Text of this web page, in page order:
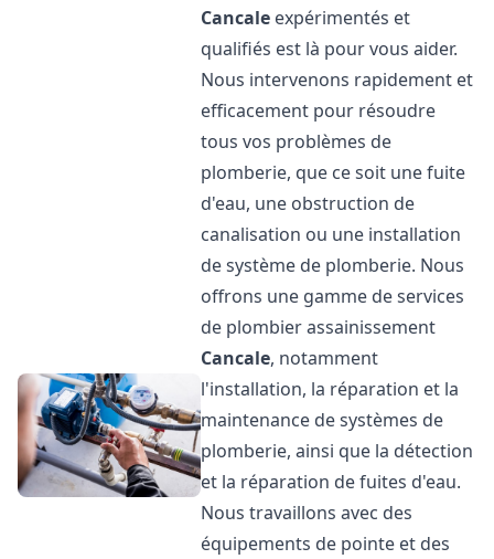
Cancale expérimentés et
qualifiés est là pour vous aider.
Nous intervenons rapidement et
efficacement pour résoudre
tous vos problèmes de
plomberie, que ce soit une fuite
d'eau, une obstruction de
canalisation ou une installation
de système de plomberie. Nous
offrons une gamme de services
de plombier assainissement
Cancale, notamment
l'installation, la réparation et la
maintenance de systèmes de
plomberie, ainsi que la détection
et la réparation de fuites d'eau.
Nous travaillons avec des
équipements de pointe et des